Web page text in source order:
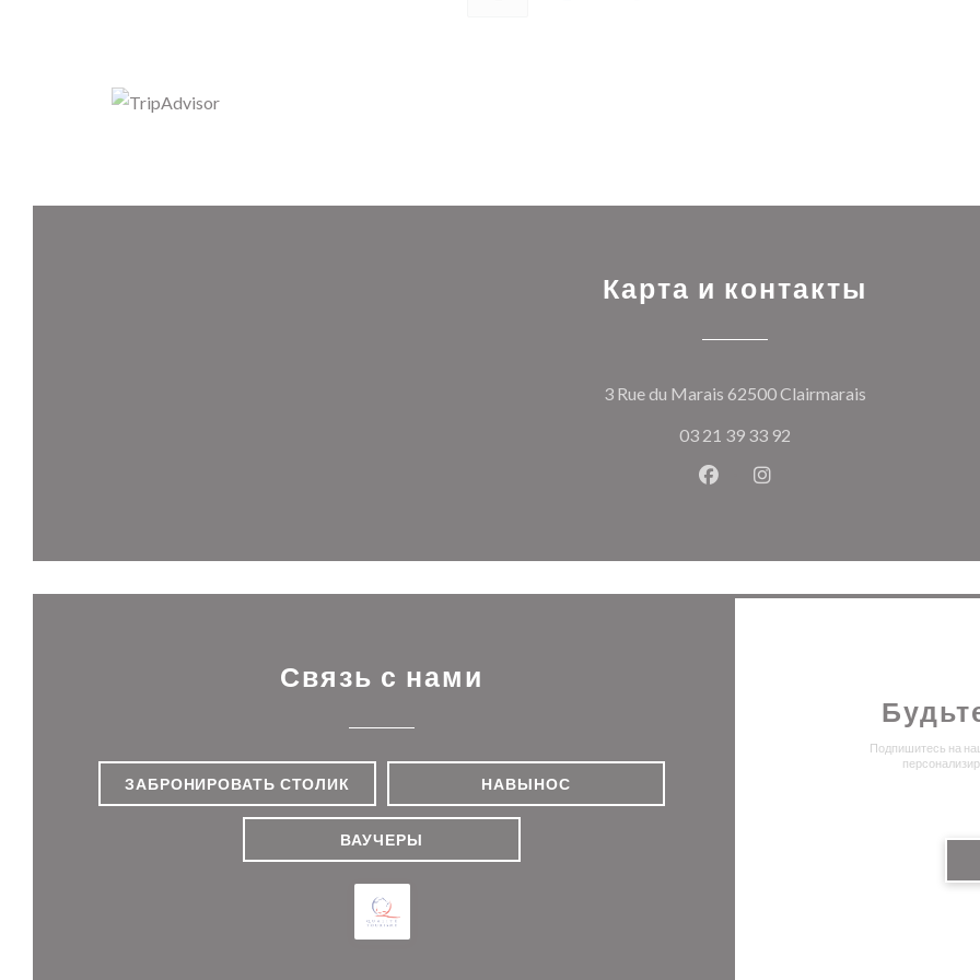
Карта и контакты
3 Rue du Marais 62500 Clairmarais
03 21 39 33 92
Facebook ((открывается в
Instagram ((открывается
Связь с нами
ЗАБРОНИРОВАТЬ СТОЛИК НАВЫНОС
ВАУЧЕРЫ
Подпишитесь на